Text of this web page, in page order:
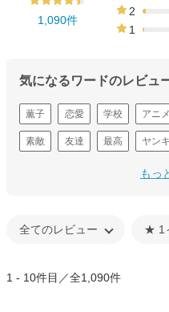
1,090件
2
1
気になるワードのレビュ
薫子 恋愛 学校 アニメ
素敵 友達 最高 ヤン
もっ
1 - 10件目／全1,090件